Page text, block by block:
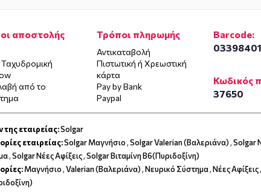
αποστολής
Ταχυδρομική
από το
Τρόποι πληρωμής
Αντικαταβολή
Πιστωτική ή Χρεωστική
κάρτα
Pay by Bank
Paypal
Barcode:
Κωδικός
37650
της εταιρείας:Solgar
εταιρείας:Solgar Μαγνήσιο,Solgar Valerian (Βαλεριάνα),Solgar
,Solgar Νέες Αφίξεις,Solgar Βιταμίνη B6(Πυριδοξίνη)
Μαγνήσιο,Valerian (Βαλεριάνα),Νευρικό Σύστημα,Νέες Αφίξεις,